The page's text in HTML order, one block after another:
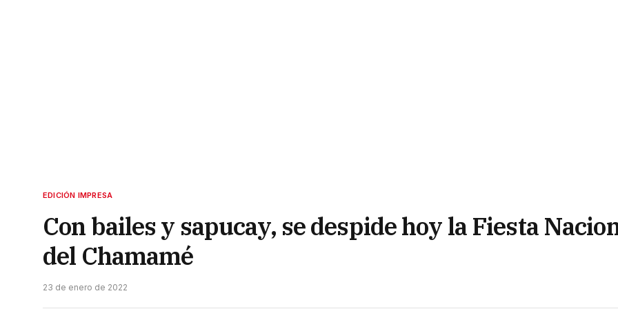
EDICIÓN IMPRESA
Con bailes y sapucay, se despide hoy la Fiesta
del Chamamé
23 de enero de 2022